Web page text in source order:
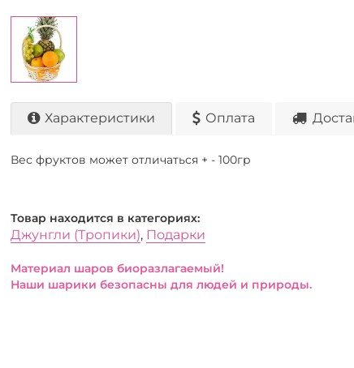
Характеристики Оплата
Вес фруктов может отличаться + - 100гр
Товар находится в категориях:
Джунгли (Тропики), Подарки
Материал шаров биоразлагаемый!
Наши шарики безопасны для людей и природы.